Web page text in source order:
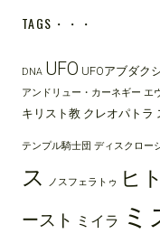
TAGS・・・
DNA UFO UFOアブダク
アンドリュー・カーネギー エ
キリスト教 クレオパトラ
テンプル騎士団 ディスクロー
ス
ノスフェラトゥ ヒ
ースト ミイラ ミ